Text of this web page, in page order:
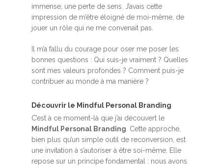
immense, une perte de sens. J’avais cette
impression de m’être éloigné de moi-même, de
jouer un rôle qui ne me convenait pas.
Il m’a fallu du courage pour oser me poser les
bonnes questions : Qui suis-je vraiment ? Quelles
sont mes valeurs profondes ? Comment puis-je
contribuer au monde à ma manière ?
Découvrir le Mindful Personal Branding
C’est à ce moment-là que j’ai découvert le
Mindful Personal Branding . Cette approche,
bien plus qu’un simple outil de reconversion, est
une invitation à s’autoriser à être soi-même. Elle
repose sur un principe fondamental : nous avons